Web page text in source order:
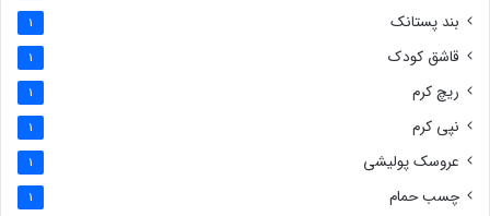
بند پستانک 1
قاشق کودک 1
ریچ کرم 1
نپی کرم 1
عروسک پولیشی 1
چسب حمام 1